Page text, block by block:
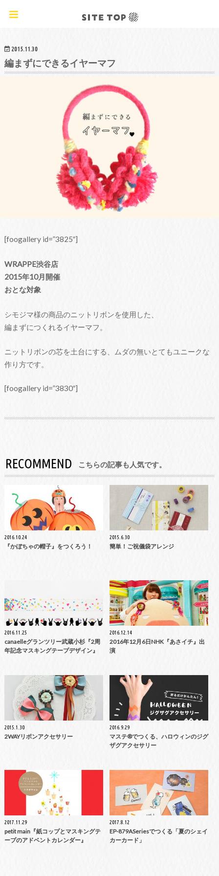
2015.11.30
編まずにできるイヤーマフ
[foogallery id=”3825″]
WRAPPE渋谷店
2015年10月開催
おとな対象
シモジマ様の商品のニットリボンを使用した、
編まずにつくれるイヤーマフ。
ニットリボンの芯を土台にする、ムダの無いとてもユニークな
作り方です。
[foogallery id=”3830″]
RECOMMEND こちらの記事も人気です。
2016.10.24
『かぼちゃの帽子』をつくろう！
2015.6.30
簡単！ご祝儀袋アレンジ
2016.11.25
canaelleグランツリー武蔵小杉『2周
年記念マスキングテープデザイン』
2016.12.14
2016年12月6日NHK『あさイチ』出
演
2015.1.30
2WAYリボンアクセサリー
2016.9.29
マステ®でつくる、ハロウィンのジグ
ザグアクセサリー
2017.11.29
petit main『紙コップとマスキングテ
ープのアドベントカレンダー』
2017.8.12
EP-879ASeriesでつくる「夏のシェイ
カーカード」